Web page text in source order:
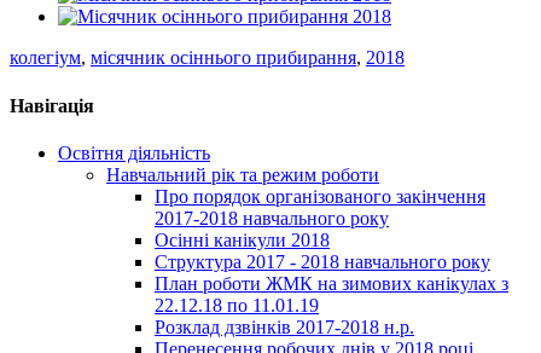
колегіум, місячник осіннього прибирання, 2018
Навігація
Освітня діяльність
Навчальний рік та режим роботи
Про порядок організованого закінчення
2017-2018 навчального року
Осінні канікули 2018
Структура 2017 - 2018 навчального року
План роботи ЖМК на зимових канікулах з
22.12.18 по 11.01.19
Розклад дзвінків 2017-2018 н.р.
Перенесення робочих днів у 2018 році